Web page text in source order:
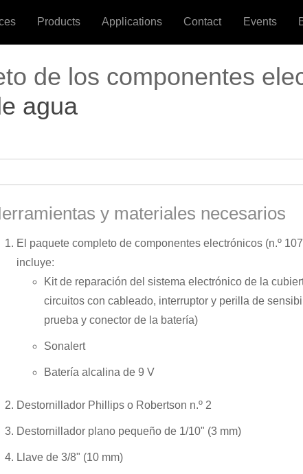
Products Applications Contact Events
de los componentes
agua
y materiales necesarios
El paquete completo de componentes electrónicos (n.º
incluye:
Kit de reparación del sistema electrónico de la
circuitos con cableado, interruptor y perilla de
prueba y conector de la batería)
Sonalert
Batería alcalina de 9 V
Destornillador Phillips o Robertson n.º 2
Destornillador plano pequeño de 1/10" (3 mm)
Llave de 3/8" (10 mm)